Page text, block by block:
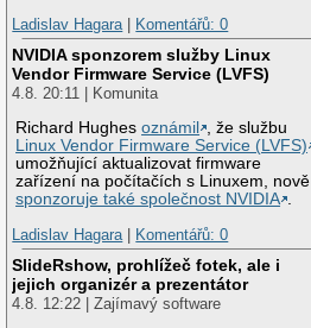
Ladislav Hagara
Komentářů: 0
NVIDIA sponzorem služby Linux
Vendor Firmware Service (LVFS)
4.8. 20:11 | Komunita
Richard Hughesoznámil
, že službu
Linux Vendor Firmware Service (LVFS)
umožňující aktualizovat firmware
zařízení na počítačích s Linuxem, nově
sponzoruje také společnost NVIDIA .
Ladislav Hagara | Komentářů: 0
SlideRshow, prohlížeč fotek, ale i
jejich organizér a prezentátor
4.8. 12:22 | Zajímavý software